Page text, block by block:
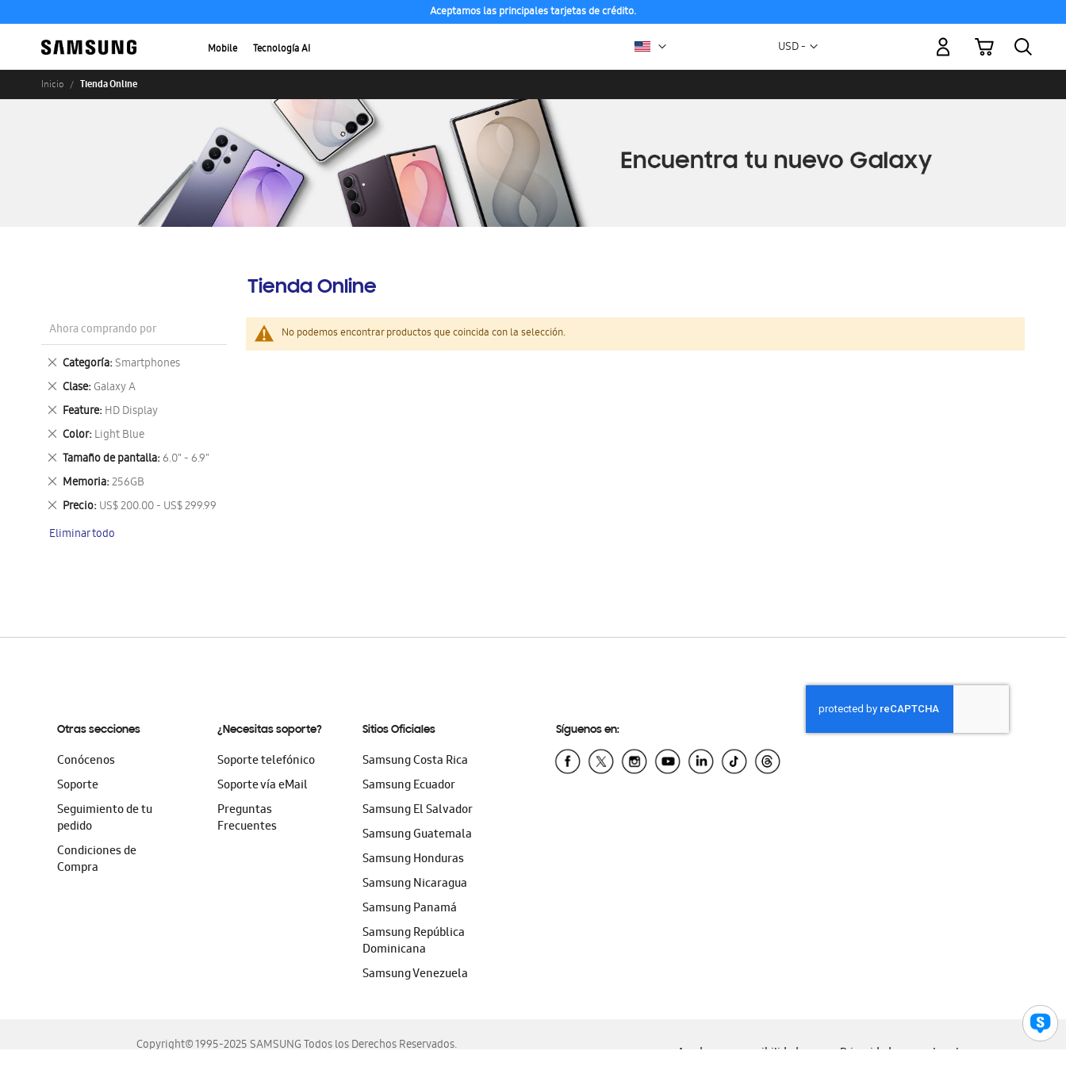
Aceptamos las principales tarjetas de crédito.
Mobile Tecnología AI Moneda
USD -
Mi carrito
Inicio Tienda Online
Tienda Online
No podemos encontrar productos que coincida con la selección.
Ahora comprando por
Categoría Smartphones
Eliminar
este
artículo
Clase Galaxy A
Eliminar
este
artículo
Feature HD Display
Eliminar
este
artículo
Color Light Blue
Eliminar
este
artículo
Tamaño de pantalla 6.0" - 6.9"
Eliminar
este
artículo
Memoria 256GB
Eliminar
este
artículo
Precio US$ 200.00 - US$ 299.99
Eliminar
artículo
Eliminar todo
Otras secciones
Conócenos
Soporte
Seguimiento de tu
pedido
Condiciones de
Compra
¿Necesitas soporte?
Soporte telefónico
Soporte vía eMail
Preguntas
Frecuentes
Sitios Oficiales
Samsung Costa Rica
Samsung Ecuador
Samsung El Salvador
Samsung Guatemala
Samsung Honduras
Samsung Nicaragua
Samsung Panamá
Samsung República
Dominicana
Samsung Venezuela
Síguenos en:
Copyright© 1995-2025 SAMSUNG Todos los Derechos Reservados.
Ayuda para accesibilidad Privacidad Legal